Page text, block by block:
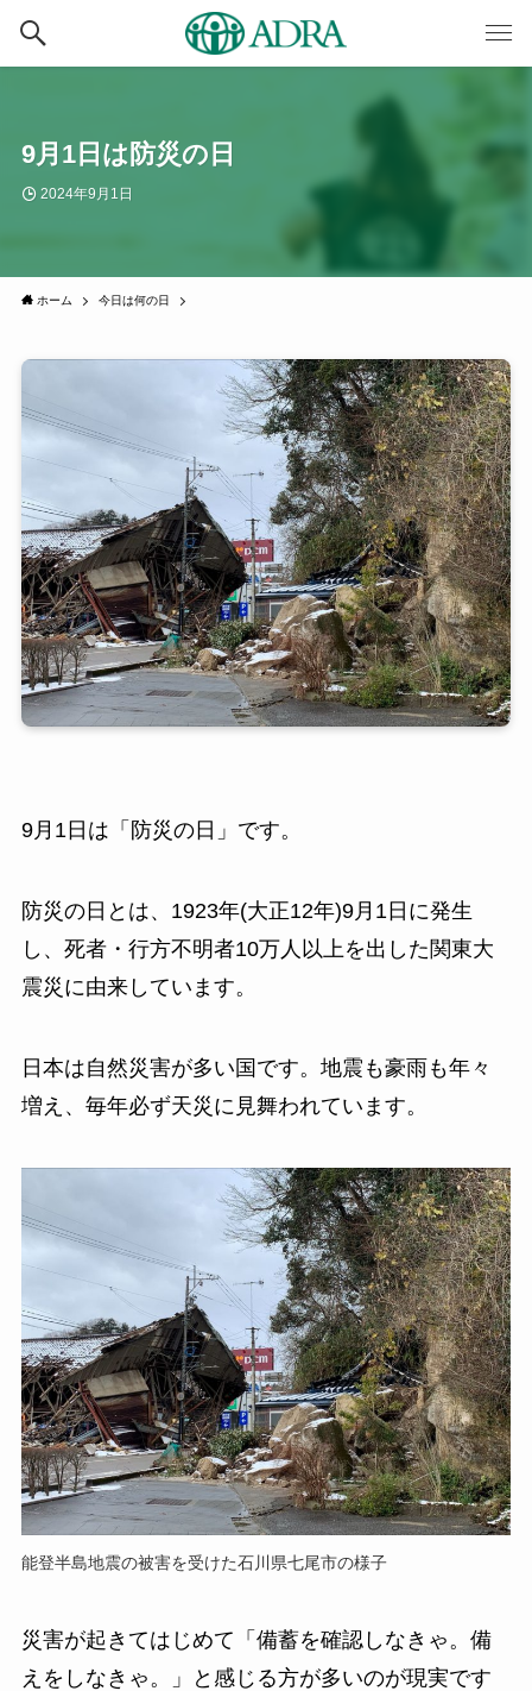
9月1日は防災の日
2024年9月1日
ホーム 今日は何の日
9月1日は「防災の日」です。
防災の日とは、1923年(大正12年)9月1日に発生
し、死者・行方不明者10万人以上を出した関東大
震災に由来しています。
日本は自然災害が多い国です。地震も豪雨も年々
増え、毎年必ず天災に見舞われています。
能登半島地震の被害を受けた石川県七尾市の様子
災害が起きてはじめて「備蓄を確認しなきゃ。備
えをしなきゃ。」と感じる方が多いのが現実です